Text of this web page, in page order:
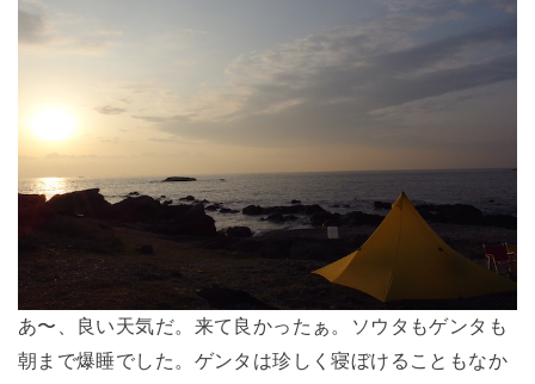
あ〜、良い天気だ。来て良かったぁ。ソウタもゲンタも
朝まで爆睡でした。ゲンタは珍しく寝ぼけることもなか